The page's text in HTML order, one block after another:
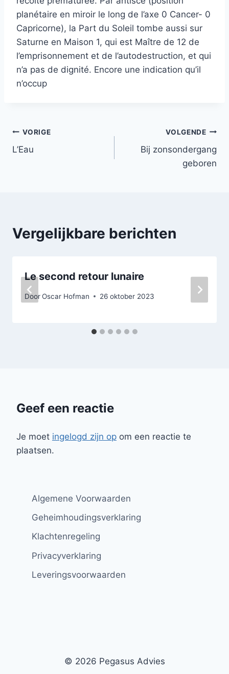
planétaire en miroir le long de l’axe 0 Cancer- 0
Capricorne), la Part du Soleil tombe aussi sur
Saturne en Maison 1, qui est Maître de 12 de
l’emprisonnement et de l’autodestruction, et qui
n’a pas de dignité. Encore une indication qu’il
n’occup
Bericht
navigatie
VORIGE
L’Eau
VOLGENDE
Bij zonsondergang
geboren
Vergelijkbare berichten
Le second retour lunaire
DoorOscar Hofman 26 oktober 2023
Geef een reactie
Je moet ingelogd zijn op om een reactie te
plaatsen.
Algemene Voorwaarden
Geheimhoudingsverklaring
Klachtenregeling
Privacyverklaring
Leveringsvoorwaarden
© 2026 Pegasus Advies